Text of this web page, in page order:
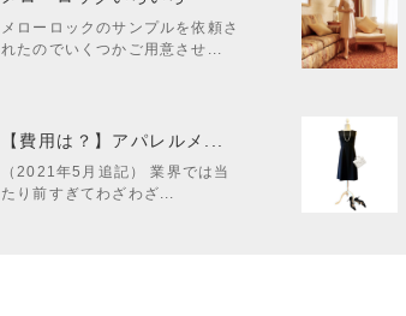
メローロックのサンプルを依頼さ
れたのでいくつかご用意させ...
【費用は？】アパレルメ...
（2021年5月追記） 業界では当
たり前すぎてわざわざ...